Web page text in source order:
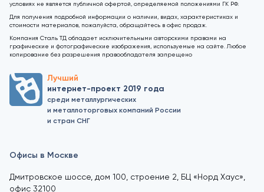
условиях не является публичной офертой, определяемой положениями ГК РФ.
Для получения подробной информации о наличии, видах, характеристиках и
стоимости материалов, пожалуйста, обращайтесь в офис продаж.
Компания Сталь ТД обладает исключительными авторскими правами на
графические и фотографические изображения, используемые на сайте. Любое
копирование без разрешения правообладателя запрещено
Лучший
интернет-проект 2019 года
среди металлургических
и металлоторговых компаний России
и стран СНГ
Офисы в Москве
Дмитровское шоссе, дом 100, строение 2, БЦ «Норд Хаус»,
офис 32100